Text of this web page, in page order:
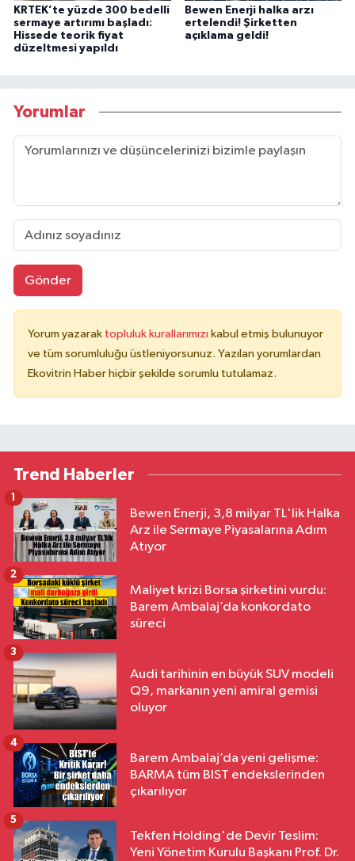
KRTEK’te yüzde 300 bedelli
sermaye artırımı başladı:
Hissede teorik fiyat
düzeltmesi yapıldı
Bewen Enerji halka arzı
ertelendi! Şirketten
açıklama geldi!
Yorumlar
Gönder
Yorum yazarak topluluk kurallarımızı kabul etmiş bulunuyor
ve tüm sorumluluğu üstleniyorsunuz. Yazılan yorumlardan
Ekovitrin Haber hiçbir şekilde sorumlu tutulamaz.
Trend Haberler
Bewen Enerji, 3,8 milyar TL'lik Halka
Arz ile Sermaye Piyasalarına Adım
Atıyor
1
Maliyet krizi Borsa şirketini vurdu:
Barem Ambalaj’da konkordato
süreci
2
Audi tarihinin en büyük SUV modeli
Q9, markanın yeni amiral gemisi
oluyor
3
Barem Ambalaj’da yeni gelişme:
BARMA tüm BIST endekslerinden
çıkarılıyor
4
Tekfen Holding'de Devir Teslim:
Yeni Yönetim Kurulu Başkanı Prof. Dr.
5